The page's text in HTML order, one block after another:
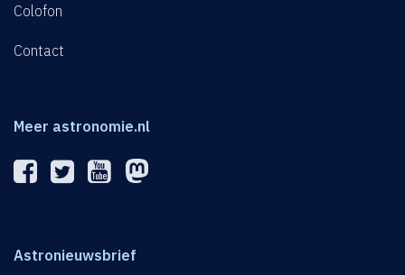
Colofon
Contact
Meer astronomie.nl
Astronieuwsbrief